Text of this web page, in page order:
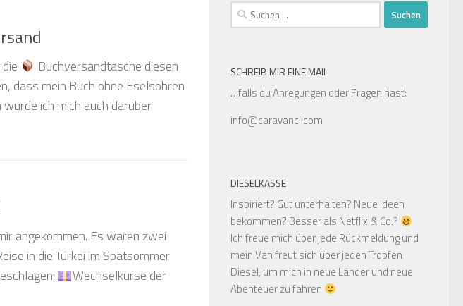
Buchversandtasche diesen
dass mein Buch ohne Eselsohren
ich mich auch darüber
angekommen. Es waren zwei
in die Türkei im Spätsommer
Wechselkurse der
Suchen
nach:
SCHREIB MIR EINE MAIL
…falls du Anregungen oder Fragen hast:
info@caravanci.com
DIESELKASSE
Inspiriert? Gut unterhalten? Neue Ideen
bekommen? Besser als Netflix & Co.?
Ich freue mich über jede Rückmeldung und
mein Van freut sich über jeden Tropfen
Diesel, um mich in neue Länder und neue
Abenteuer zu fahren